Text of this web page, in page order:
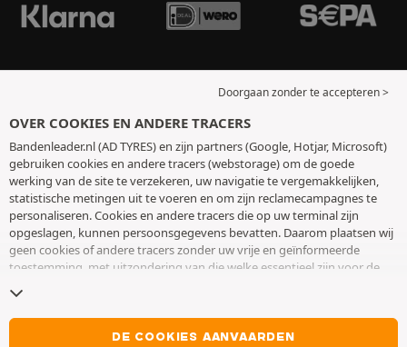
Doorgaan zonder te accepteren >
OVER COOKIES EN ANDERE TRACERS
Bandenleader.nl (AD TYRES) en zijn partners (Google, Hotjar, Microsoft)
gebruiken cookies en andere tracers (webstorage) om de goede
werking van de site te verzekeren, uw navigatie te vergemakkelijken,
statistische metingen uit te voeren en om zijn reclamecampagnes te
personaliseren. Cookies en andere tracers die op uw terminal zijn
opgeslagen, kunnen persoonsgegevens bevatten. Daarom plaatsen wij
geen cookies of andere tracers zonder uw vrije en geïnformeerde
toestemming, met uitzondering van die welke essentieel zijn voor de
toestemming op elk moment intrekken door naar de pagina over
cookies en andere tracerste gaan. U kunt ervoor kiezen om verder te
surfen zonder het deponeren van cookies of andere tracers te
DE COOKIES AANVAARDEN